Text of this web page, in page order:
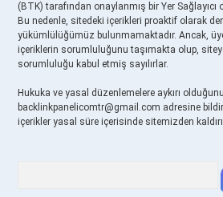
(BTK) tarafından onaylanmış bir Yer
Bu nedenle, sitedeki içerikleri proaktif olarak
yükümlülüğümüz bulunmamaktadır. Ancak,
içeriklerin sorumluluğunu taşımakta olup,
sorumluluğu kabul etmiş sayılırlar.
Hukuka ve yasal düzenlemelere aykırı
backlinkpanelicomtr@gmail.com adresine
içerikler yasal süre içerisinde sitemizden